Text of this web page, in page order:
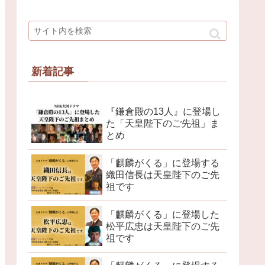
新着記事
『鎌倉殿の13人』に登場し
た「天皇陛下のご先祖」ま
とめ
「麒麟がくる」に登場する
織田信長は天皇陛下のご先
祖です
「麒麟がくる」に登場した
松平広忠は天皇陛下のご先
祖です